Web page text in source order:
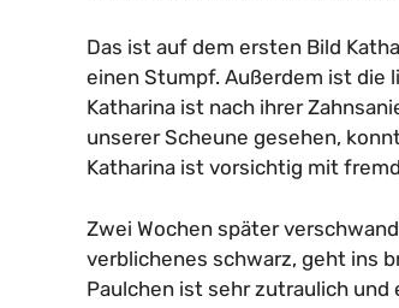
Das ist auf dem ersten Bild
einen Stumpf. Außerdem ist die
Katharina ist nach ihrer
unserer Scheune gesehen,
Katharina ist vorsichtig mit
Zwei Wochen später
verblichenes schwarz, geht ins
Paulchen ist sehr zutraulich und